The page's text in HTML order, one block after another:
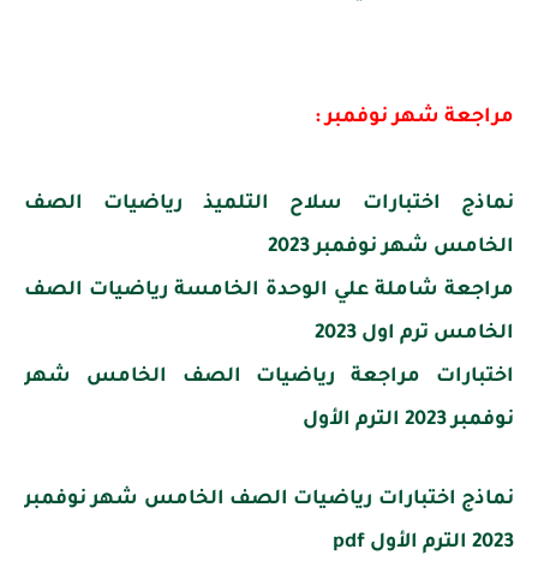
مراجعة شهر نوفمبر :
نماذج اختبارات سلاح التلميذ رياضيات الصف
الخامس شهر نوفمبر 2023
مراجعة شاملة علي الوحدة الخامسة رياضيات الصف
الخامس ترم اول 2023
اختبارات مراجعة رياضيات الصف الخامس شهر
نوفمبر 2023 الترم الأول
نماذج اختبارات رياضيات الصف الخامس شهر نوفمبر
2023 الترم الأول pdf